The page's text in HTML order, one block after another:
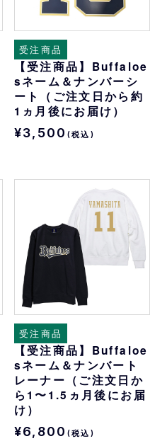
受注商品
【受注商品】Buffaloe
sネーム＆ナンバーシ
ート（ご注文日から約
1ヵ月後にお届け）
¥3,500 (税込)
受注商品
【受注商品】Buffaloe
sネーム＆ナンバート
レーナー（ご注文日か
ら1〜1.5ヵ月後にお届
け）
¥6,800 (税込)